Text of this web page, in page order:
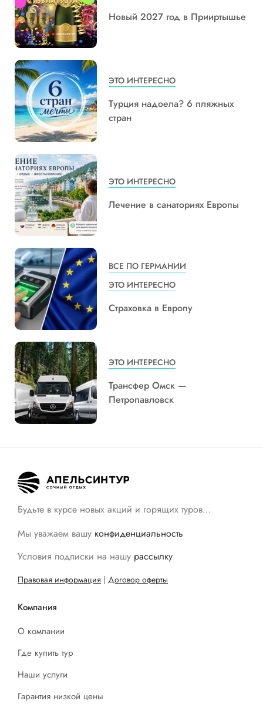
Новый 2027 год в Прииртышье
ЭТО ИНТЕРЕСНО
Турция надоела? 6 пляжных
стран
ЭТО ИНТЕРЕСНО
Лечение в санаториях Европы
ВСЕ ПО ГЕРМАНИИ
ЭТО ИНТЕРЕСНО
Страховка в Европу
ЭТО ИНТЕРЕСНО
Трансфер Омск —
Петропавловск
Будьте в курсе новых акций и горящих туров…
Мы уважаем вашу конфиденциальность
Условия подписки на нашу рассылку
Правовая информация | Договор оферты
Компания
О компании
Где купить тур
Наши услуги
Гарантия низкой цены